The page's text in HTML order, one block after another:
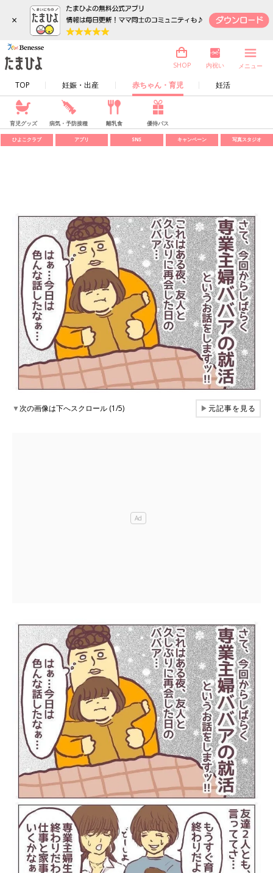
×
TOP 妊娠・出産 赤ちゃん・育児 妊活
SHOP 内祝い メニュー
育児グッズ 病気・予防接種 離乳食 優待パス
ひよこクラブ アプリ SNS キャンペーン 写真スタジオ
▼次の画像は下へスクロール (1/5) ▶元記事を見る